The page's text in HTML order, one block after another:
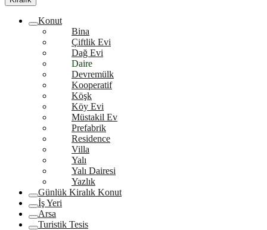
Konut
Bina
Çiftlik Evi
Dağ Evi
Daire
Devremülk
Kooperatif
Köşk
Köy Evi
Müstakil Ev
Prefabrik
Residence
Villa
Yalı
Yalı Dairesi
Yazlık
Günlük Kiralık Konut
İş Yeri
Arsa
Turistik Tesis